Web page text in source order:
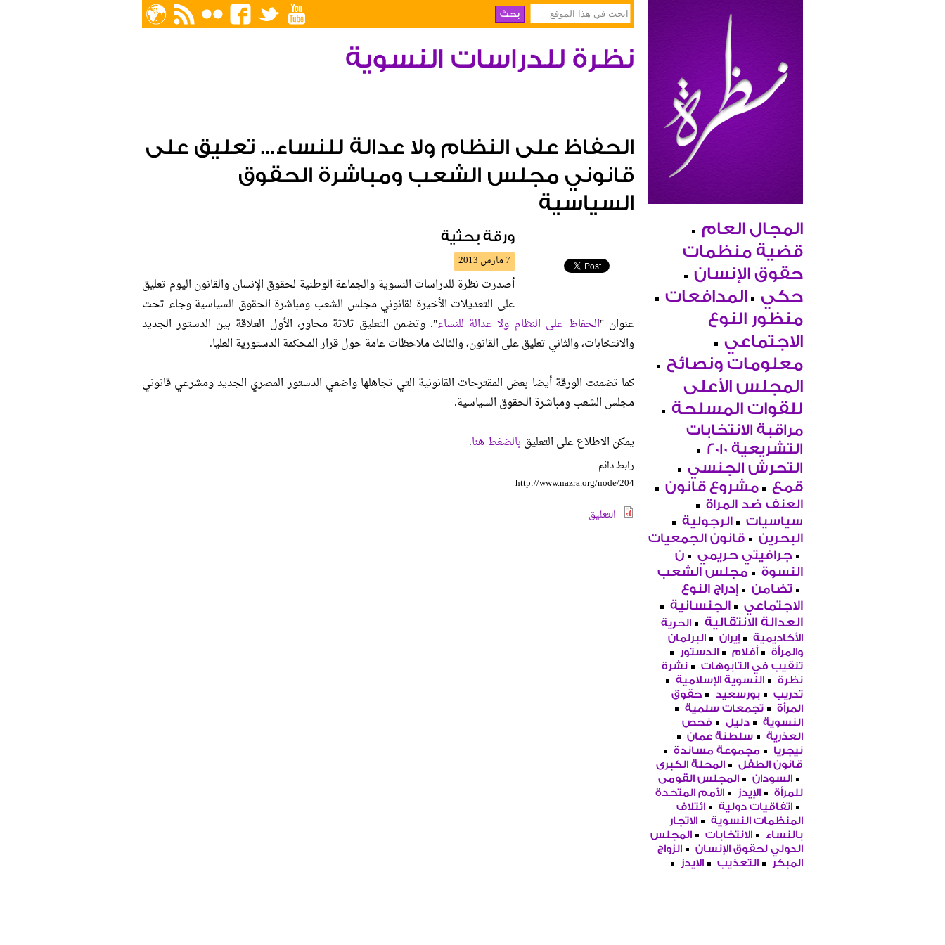
المجال العام
قضية منظمات
حقوق الإنسان
حكي
المدافعات
منظور النوع
الاجتماعي
معلومات ونصائح
المجلس الأعلى
للقوات المسلحة
مراقبة الانتخابات
التشريعية 2010
التحرش الجنسي
قمع
مشروع قانون
العنف ضد المراة
سياسيات
الرجولية
البحرين
قانون الجمعيات
جرافيتي حريمي
ن
النسوة
مجلس الشعب
تضامن
إدراج النوع
الاجتماعي
الجنسانية
العدالة الانتقالية
الحرية
الأكاديمية
إيران
البرلمان
والمرأة
أفلام
الدستور
تنقيب في التابوهات
نشرة
نظرة
النسوية الإسلامية
تدريب
بورسعيد
حقوق
المرأة
تجمعات سلمية
النسوية
دليل
فحص
العذرية
سلطنة عمان
نيجريا
مجموعة مساندة
قانون الطفل
المحلة الكبرى
السودان
المجلس القومى
للمرأة
الإيدز
الأمم المتحدة
اتفاقيات دولية
ائتلاف
المنظمات النسوية
الاتجار
بالنساء
الانتخابات
المجلس
الدولي لحقوق الإنسان
الزواج
المبكر
التعذيب الايدز
نظرة للدراسات النسوية
الحفاظ على النظام ولا عدالة للنساء... تعليق على
قانوني مجلس الشعب ومباشرة الحقوق
السياسية
ورقة بحثية
7 مارس 2013
أصدرت نظرة للدراسات النسوية والجماعة الوطنية لحقوق الإنسان والقانون اليوم تعليق
على التعديلات الأخيرة لقانوني مجلس الشعب ومباشرة الحقوق السياسية وجاء تحت
عنوان "الحفاظ على النظام ولا عدالة للنساء". وتضمن التعليق ثلاثة محاور، الأول العلاقة بين الدستور الجديد
والانتخابات، والثاني تعليق على القانون، والثالث ملاحظات عامة حول قرار المحكمة الدستورية العليا.
كما تضمنت الورقة أيضا بعض المقترحات القانونية التي تجاهلها واضعي الدستور المصري الجديد ومشرعي قانوني
مجلس الشعب ومباشرة الحقوق السياسية.
يمكن الاطلاع على التعليق بالضغط هنا.
رابط دائم
http://www.nazra.org/node/204
التعليق